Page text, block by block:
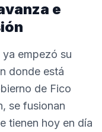
e
empezó su
donde está
de Fico
se fusionan
tienen hoy en día